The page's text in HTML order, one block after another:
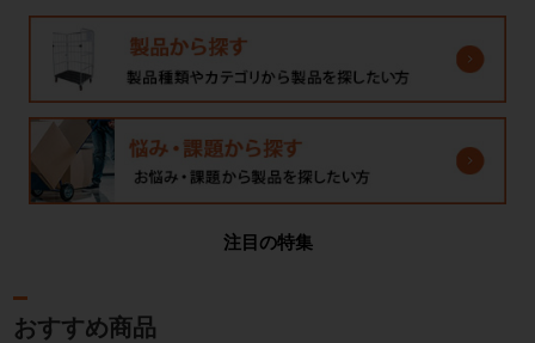
注目の特集
おすすめ商品